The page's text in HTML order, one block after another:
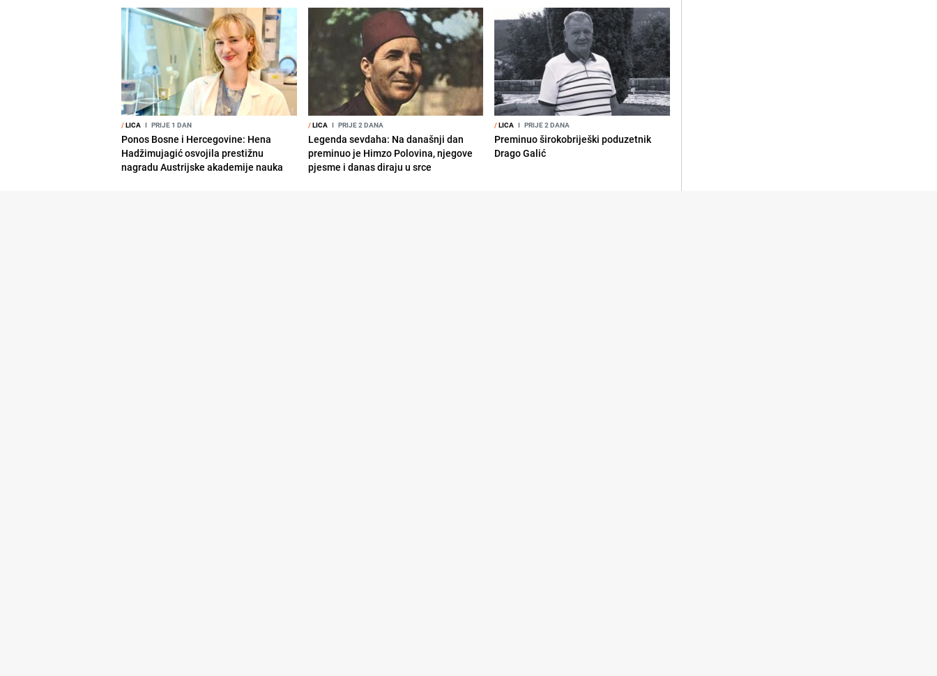
/LICA I PRIJE 1 DAN
Ponos Bosne i Hercegovine: Hena
Hadžimujagić osvojila prestižnu
nagradu Austrijske akademije nauka
/LICA I PRIJE 2 DANA
Legenda sevdaha: Na današnji dan
preminuo je Himzo Polovina, njegove
pjesme i danas diraju u srce
/LICA I PRIJE 2 DANA
Preminuo širokobriješki poduzetnik
Drago Galić